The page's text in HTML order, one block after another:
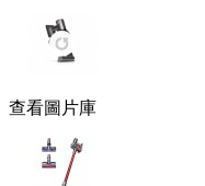
查看圖片庫